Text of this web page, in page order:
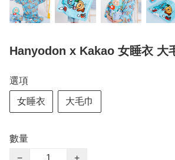
Hanyodon x Kakao 女睡衣 大
選項
女睡衣 大毛巾
數量
−
+